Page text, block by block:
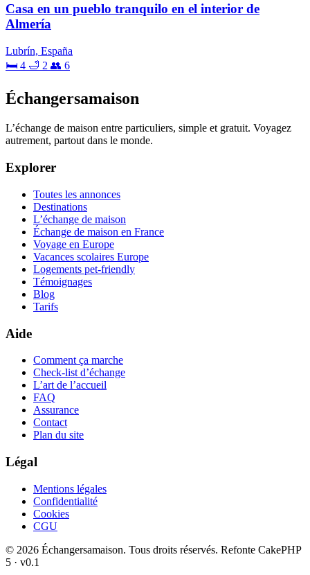
Casa en un pueblo tranquilo en el interior de
Almería
Lubrín, España
🛏 4 🛁 2 👥 6
Échangersamaison
L’échange de maison entre particuliers, simple et gratuit. Voyagez
autrement, partout dans le monde.
Explorer
Toutes les annonces
Destinations
L’échange de maison
Échange de maison en France
Voyage en Europe
Vacances scolaires Europe
Logements pet-friendly
Témoignages
Blog
Tarifs
Aide
Comment ça marche
Check-list d’échange
L’art de l’accueil
FAQ
Assurance
Contact
Plan du site
Légal
Mentions légales
Confidentialité
Cookies
CGU
© 2026 Échangersamaison. Tous droits réservés. Refonte CakePHP
5 · v0.1